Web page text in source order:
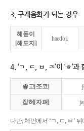
3. 구개음화가 되는 경우
해돋이
[해도지]
haedoji
4. ‘ㄱ, ㄷ, ㅂ, ㅈ’이 ‘ㅎ’
좋고[조코]
잡혀[자펴]
다만, 체언에서 ‘ㄱ, ㄷ, ㅂ’